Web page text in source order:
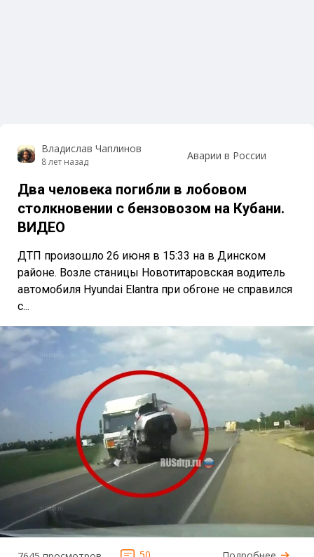
Владислав Чаплинов
8 лет назад Аварии в России
Два человека погибли в лобовом
столкновении с бензовозом на Кубани.
ВИДЕО
ДТП произошло 26 июня в 15:33 на в Динском
районе. Возле станицы Новотитаровская водитель
автомобиля Hyundai Elantra при обгоне не справился
с...